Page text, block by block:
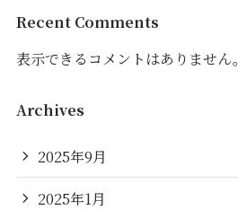
Recent Comments
表示できるコメントはありません。
Archives
2025年9月
2025年1月